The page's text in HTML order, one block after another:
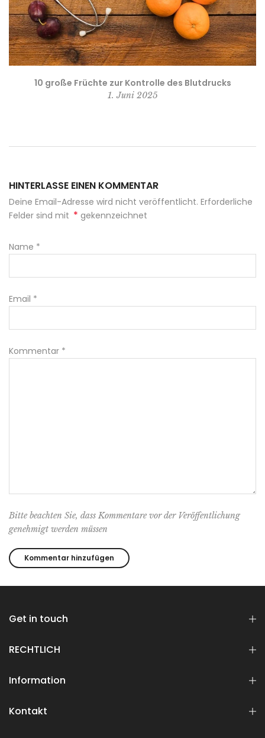
10 große Früchte zur Kontrolle des Blutdrucks
1. Juni 2025
HINTERLASSE EINEN KOMMENTAR
Deine Email-Adresse wird nicht veröffentlicht. Erforderliche
Felder sind mit * gekennzeichnet
Name *
Email *
Kommentar *
Bitte beachten Sie, dass Kommentare vor der Veröffentlichung
genehmigt werden müssen
Get in touch
RECHTLICH
Information
Kontakt